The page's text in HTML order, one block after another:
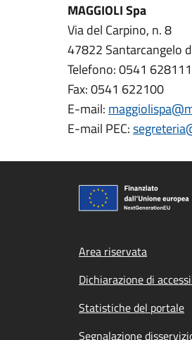
MAGGIOLI Spa
Via del Carpino, n. 8
47822 Santarcangelo
Telefono: 0541 628111
Fax: 0541 622100
E-mail:
E-mail PEC:
Footer
Area riservata
Dichiarazione di
Statistiche del portale
Segnalazione